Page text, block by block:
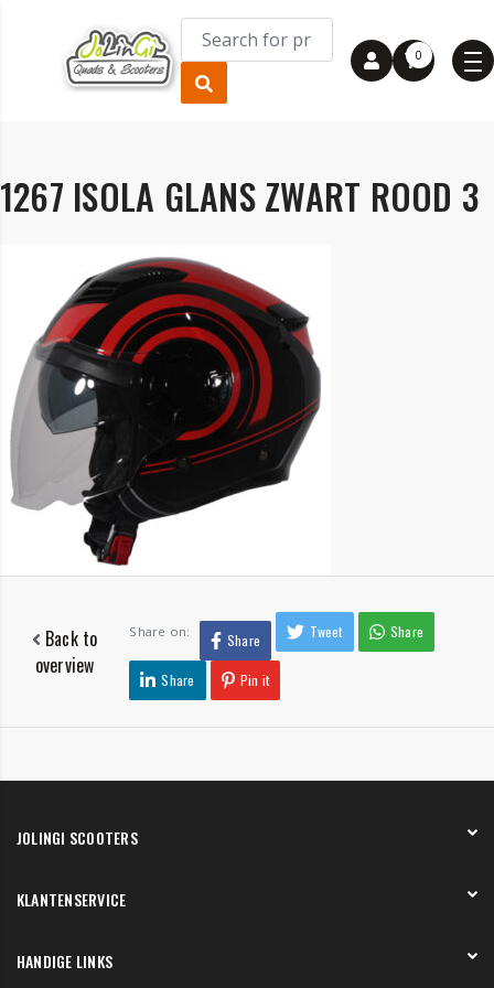
0
1267 ISOLA GLANS ZWART ROOD 3
Back to
overview
Share on: Share Tweet Share
Share Pin it
JOLINGI SCOOTERS
Onze showroom
KLANTENSERVICE
Verzending en bezorging
HANDIGE LINKS